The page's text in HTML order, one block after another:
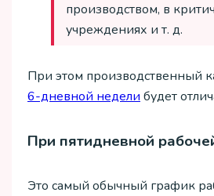
производством, в
учреждениях и т. д.
При этом производственный
6-дневной недели будет
При пятидневной
Это самый обычный график